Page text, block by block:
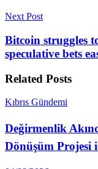
Next Post
Bitcoin struggles
speculative bets
Related Posts
Kıbrıs Gündemi
Değirmenlik
Dönüşüm Projesi